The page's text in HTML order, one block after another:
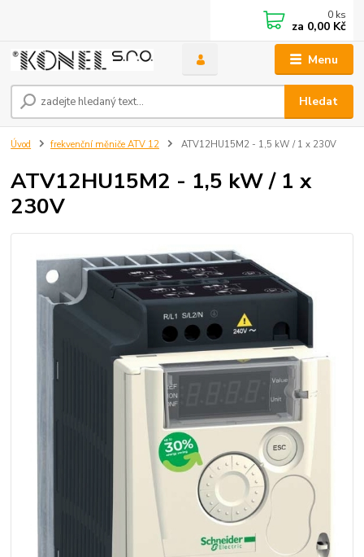
Menu
Hledat
0 ks
za 0,00 Kč
Úvod frekvenční měniče ATV 12 ATV12HU15M2 - 1,5 kW / 1 x 230V
ATV12HU15M2 - 1,5 kW / 1 x
230V